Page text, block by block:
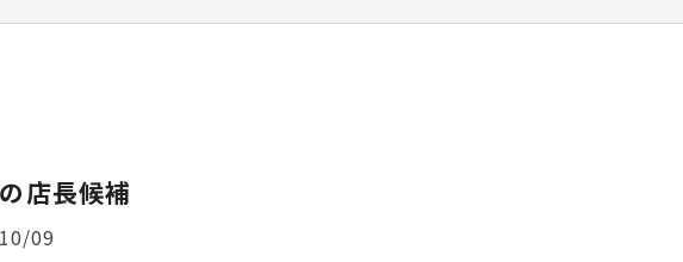
店長候補
09